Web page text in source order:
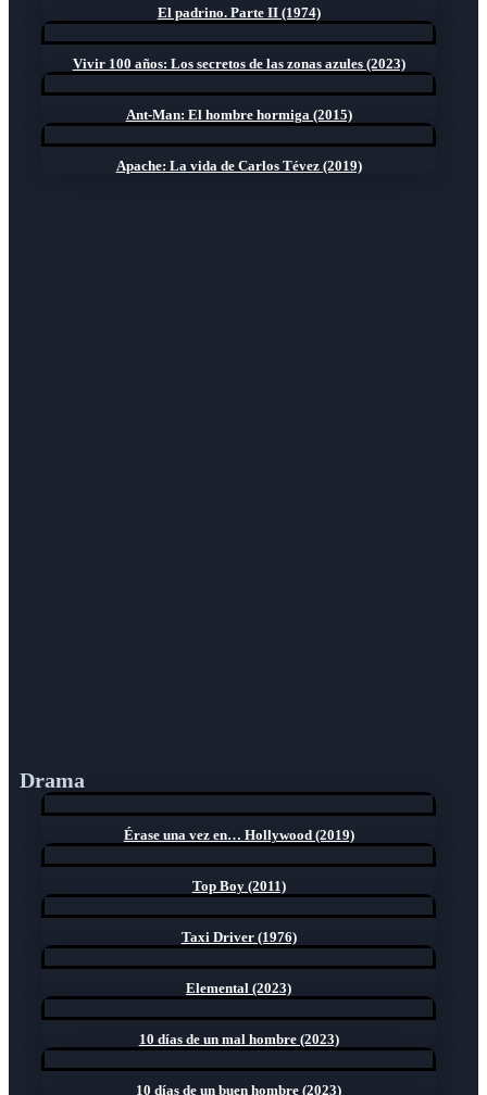
El padrino. Parte II (1974)
Vivir 100 años: Los secretos de las zonas azules (2023)
Ant-Man: El hombre hormiga (2015)
Apache: La vida de Carlos Tévez (2019)
Drama
Érase una vez en… Hollywood (2019)
Top Boy (2011)
Taxi Driver (1976)
Elemental (2023)
10 días de un mal hombre (2023)
10 días de un buen hombre (2023)